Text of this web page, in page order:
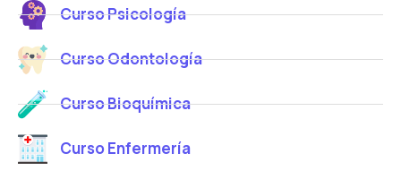
Curso Psicología
Curso Odontología
Curso Bioquímica
Curso Enfermería